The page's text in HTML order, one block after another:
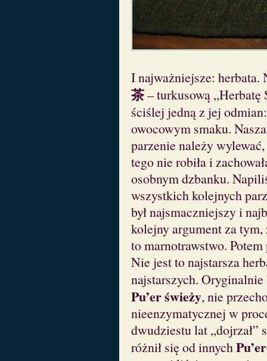
I najważniejsze:
茶– turkusową
ściślej jedną z jej
owocowym smaku.
parzenie należy
tego nie robiła i
osobnym dzbanku.
wszystkich kolejnych
był najsmaczniejszy i
kolejny argument za
to marnotrawstwo.
Nie jest to najstarsza
najstarszych. Oryginalnie
Pu’er świeży, nie
nieenzymatycznej w
dwudziestu lat „dojrzał”
różnił się od innych